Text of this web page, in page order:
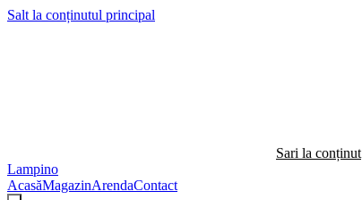
Salt la conținutul principal
Sari la conținut
Lampino
AcasăMagazinArendaContact